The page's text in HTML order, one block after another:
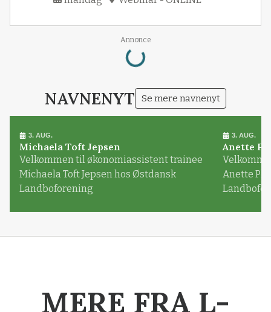
Annonce
Loading...
NAVNENYT Se mere navnenyt
3. AUG.
Michaela Toft Jepsen
Velkommen til økonomiassistent trainee
Michaela Toft Jepsen hos Østdansk
Landboforening
3. AUG.
Anette
Anette
MERE FRA L-